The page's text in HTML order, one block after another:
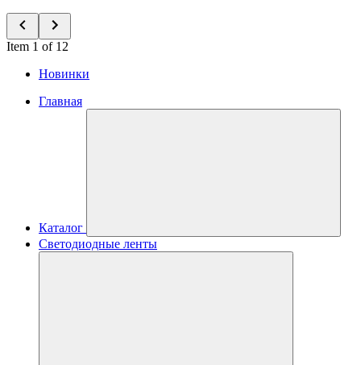
Item 1 of 12
Новинки
Главная
Каталог
Светодиодные ленты